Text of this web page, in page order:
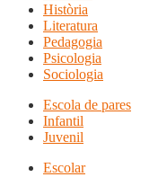
Història
Literatura
Pedagogia
Psicologia
Sociologia
Escola de pares
Infantil
Juvenil
Escolar